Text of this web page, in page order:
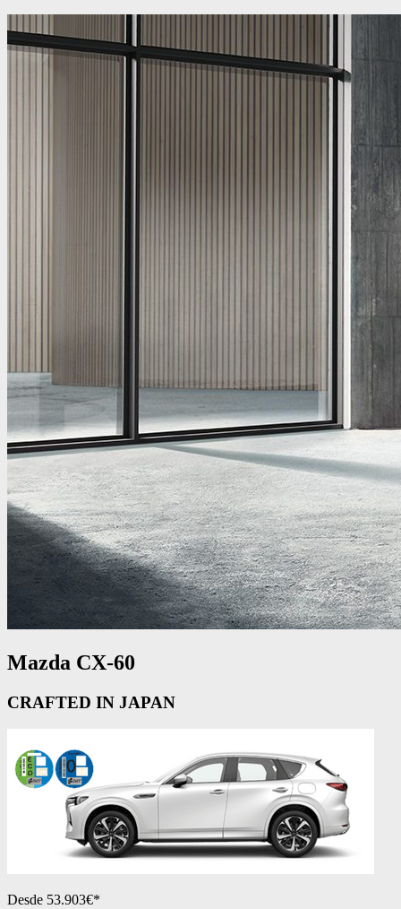
Mazda CX-60
CRAFTED IN JAPAN
Desde 53.903€*